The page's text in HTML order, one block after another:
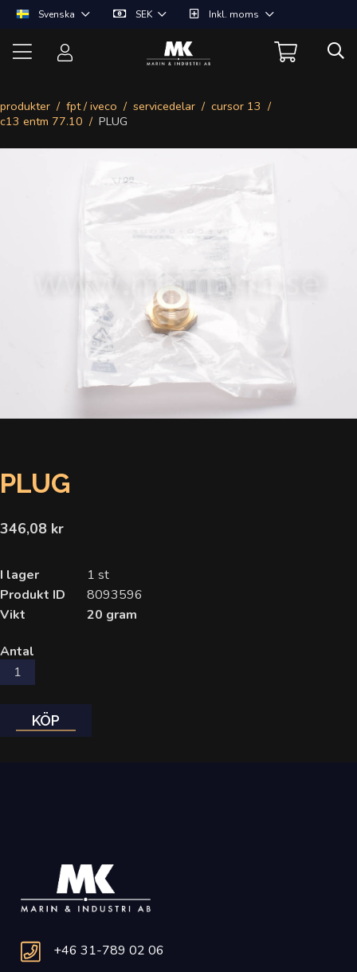
Svenska SEK Inkl. moms
produkter fpt / iveco servicedelar
cursor 13
c13 entm 77.10
PLUG
PLUG
346,08 kr
I lager
1 st
Produkt ID
8093596
Vikt
20 gram
Antal
KÖP
+46 31-789 02 06